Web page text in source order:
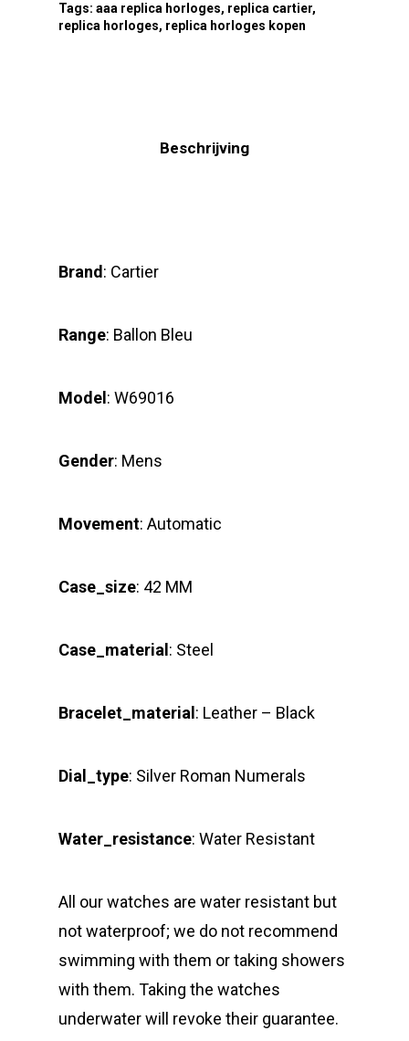
Tags: aaa replica horloges, replica cartier,
replica horloges, replica horloges kopen
Beschrijving
Brand : Cartier
Range: Ballon Bleu
Model : W69016
Gender: Mens
Movement: Automatic
Case_size: 42 MM
Case_material : Steel
Bracelet_material : Leather – Black
Dial_type: Silver Roman Numerals
Water_resistance: Water Resistant
All our watches are water resistant but
not waterproof; we do not recommend
swimming with them or taking showers
with them. Taking the watches
underwater will revoke their guarantee.